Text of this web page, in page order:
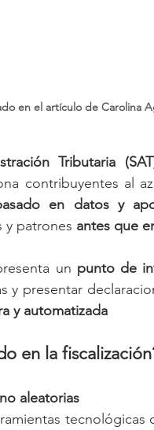
en el artículo de Carolina
Tributaria
contribuyentes al
en datos y
y patrones antes que
un punto de
y presentar
y automatizada
en la
aleatorias